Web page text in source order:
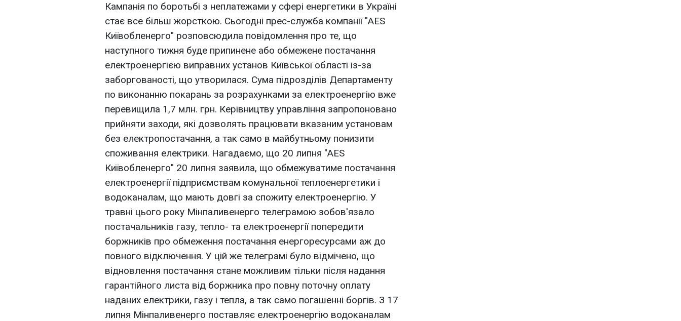
Кампанія по боротьбі з неплатежами у сфері енергетики в Україні
стає все більш жорсткою. Сьогодні прес-служба компанії "AES
Київобленерго" розповсюдила повідомлення про те, що
наступного тижня буде припинене або обмежене постачання
електроенергією виправних установ Київської області із-за
заборгованості, що утворилася. Сума підрозділів Департаменту
по виконанню покарань за розрахунками за електроенергію вже
перевищила 1,7 млн. грн. Керівництву управління запропоновано
прийняти заходи, які дозволять працювати вказаним установам
без електропостачання, а так само в майбутньому понизити
споживання електрики. Нагадаємо, що 20 липня "AES
Київобленерго" 20 липня заявила, що обмежуватиме постачання
електроенергії підприємствам комунальної теплоенергетики і
водоканалам, що мають довгі за спожиту електроенергію. У
травні цього року Мінпаливенерго телеграмою зобов'язало
постачальників газу, тепло- та електроенергії попередити
боржників про обмеження постачання енергоресурсами аж до
повного відключення. У цій же телеграмі було відмічено, що
відновлення постачання стане можливим тільки після надання
гарантійного листа від боржника про повну поточну оплату
наданих електрики, газу і тепла, а так само погашенні боргів. З 17
липня Мінпаливенерго поставляє електроенергію водоканалам